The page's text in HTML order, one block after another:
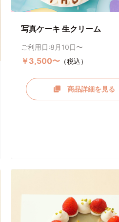
写真ケーキ 生クリーム
ご利用日:8月10日〜
￥3,500〜 （税込）
商品詳細を見る